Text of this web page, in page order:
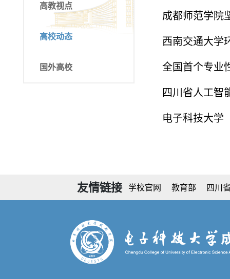
高教视点
高校动态
国外高校
成都师范学院
西南交通大学
全国首个专业
四川省人工智
电子科技大学
友情链接 学校官网 教育部 四川